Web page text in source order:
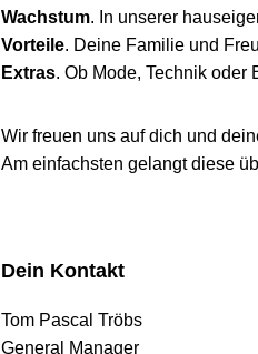
Wachstum. In unserer
Vorteile. Deine Familie und
Extras. Ob Mode, Technik oder
Wir freuen uns auf dich und
Am einfachsten gelangt diese
Dein Kontakt
Tom Pascal Tröbs
General Manager